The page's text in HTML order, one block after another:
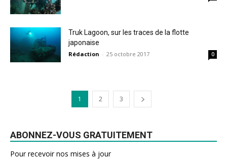
Truk Lagoon, sur les traces de la flotte
japonaise
Rédaction - 25 octobre 2017 0
1 2 3
ABONNEZ-VOUS GRATUITEMENT
Pour recevoir nos mises à jour